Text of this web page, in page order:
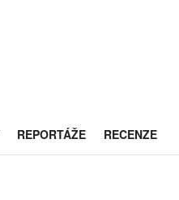
REPORTÁŽE RECENZE